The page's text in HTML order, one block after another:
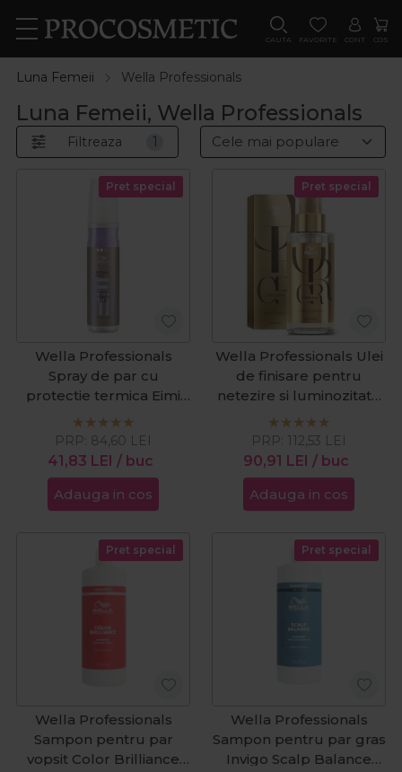
CAUTA FAVORITE CONT COS
Luna Femeii Wella Professionals
Luna Femeii, Wella Professionals
Filtreaza 1
Pret special
Wella Professionals
Spray de par cu
protectie termica Eimi
Thermal Image 150ml
41,83 LEI / buc
PRP: 84,60 LEI
Adauga in cos
Pret special
Wella Professionals Ulei
de finisare pentru
netezire si luminozitate
Oil Reflections 100ml
90,91 LEI / buc
PRP: 112,53 LEI
Adauga in cos
Pret special
Wella Professionals
Sampon pentru par
vopsit Color Brilliance
Pret special
Wella Professionals
Sampon pentru par gras
Invigo Scalp Balance